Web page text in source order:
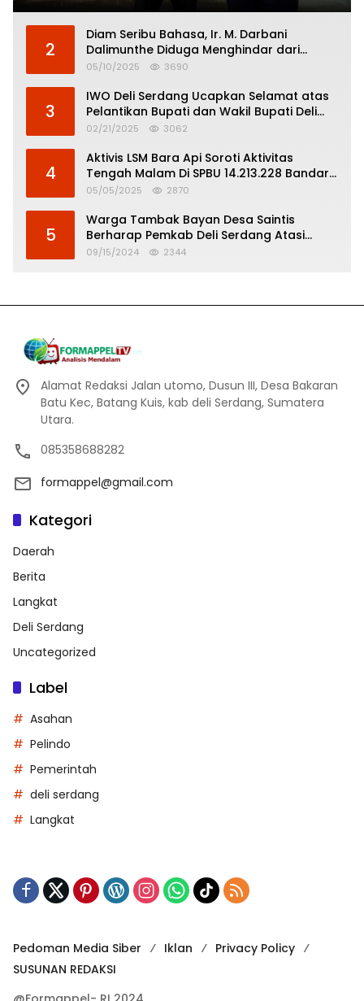
2
Diam Seribu Bahasa, Ir. M. Darbani
Dalimunthe Diduga Menghindar dari
Pertanggungjawaban Politik
05/10/2025 3690
3
IWO Deli Serdang Ucapkan Selamat atas
Pelantikan Bupati dan Wakil Bupati Deli
Serdang
02/21/2025 3062
4
Aktivis LSM Bara Api Soroti Aktivitas
Tengah Malam Di SPBU 14.213.228 Bandar
Tinggi
05/05/2025 2870
5
Warga Tambak Bayan Desa Saintis
Berharap Pemkab Deli Serdang Atasi
Banjir
09/15/2024 2344
Alamat Redaksi Jalan utomo, Dusun III, Desa Bakaran
Batu Kec, Batang Kuis, kab deli Serdang, Sumatera
Utara.
085358688282
formappel@gmail.com
Kategori
Daerah
Berita
Langkat
Deli Serdang
Uncategorized
Label
Asahan
Pelindo
Pemerintah
deli serdang
Langkat
Pedoman Media Siber Iklan
Privacy Policy
SUSUNAN REDAKSI